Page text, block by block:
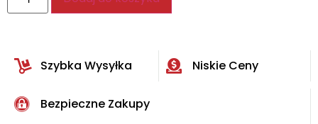
Szybka Wysyłka Niskie Ceny
Bezpieczne Zakupy